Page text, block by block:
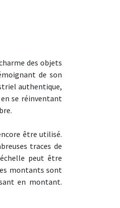
des objets
de son
authentique,
se réinventant
être utilisé.
traces de
peut être
montants sont
en montant.